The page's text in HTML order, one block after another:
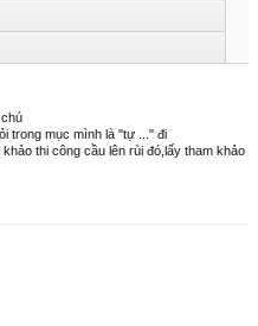
trong mục mình là "tự ..." đi
thi công cầu lên rùi đó,lấy tham khảo